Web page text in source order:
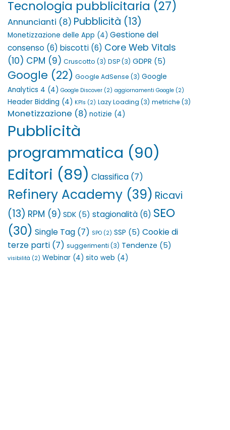
Tecnologia pubblicitaria (27)
Annuncianti (8) Pubblicità (13)
Monetizzazione delle App (4) Gestione del
consenso (6) biscotti (6) Core Web Vitals
(10) CPM (9) Cruscotto (3) DSP(3) GDPR (5)
Google (22) Google AdSense (3) Google
Analytics 4 (4) Google Discover (2) aggiornamenti Google (2)
Header Bidding (4) KPIs (2) Lazy Loading (3) metriche (3)
Monetizzazione (8) notizie (4)
Pubblicità
programmatica (90)
Editori (89) Classifica (7)
Refinery Academy (39) Ricavi
(13) RPM (9) SDK (5) stagionalità (6) SEO
(30) Single Tag (7) SPO (2) SSP (5) Cookie di
terze parti (7) suggerimenti (3) Tendenze (5)
visibilità (2) Webinar (4) sito web (4)